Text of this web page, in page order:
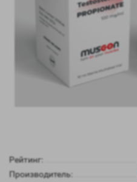
Рейтинг:
Производитель: